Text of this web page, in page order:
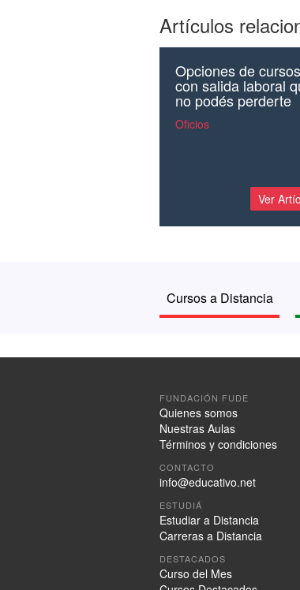
Artículos
Opciones de cursos
con salida laboral
no podés perderte
Oficios
Ver
Cursos a Distancia
FUNDACIÓN FUDE
Quienes somos
Nuestras Aulas
Términos y condiciones
CONTACTO
info@educativo.net
ESTUDIÁ
Estudiar a Distancia
Carreras a Distancia
DESTACADOS
Curso del Mes